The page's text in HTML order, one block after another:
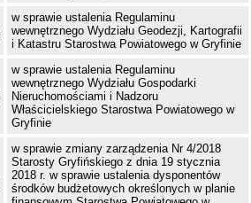
w sprawie ustalenia Regulaminu
wewnętrznego Wydziału Geodezji, Kartografii
i Katastru Starostwa Powiatowego w Gryfinie
w sprawie ustalenia Regulaminu
wewnętrznego Wydziału Gospodarki
Nieruchomościami i Nadzoru
Właścicielskiego Starostwa Powiatowego w
Gryfinie
w sprawie zmiany zarządzenia Nr 4/2018
Starosty Gryfińskiego z dnia 19 stycznia
2018 r. w sprawie ustalenia dysponentów
środków budżetowych określonych w planie